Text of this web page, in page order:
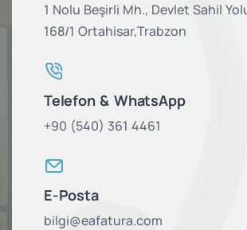
1 Nolu Beşirli Mh., Devlet Sahil
168/1 Ortahisar,Trabzon
Telefon & WhatsApp
+90 (540) 361 4461
E-Posta
bilgi@eafatura.com